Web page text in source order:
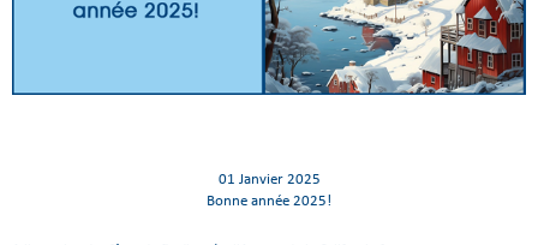
01 Janvier 2025
Bonne année 2025!